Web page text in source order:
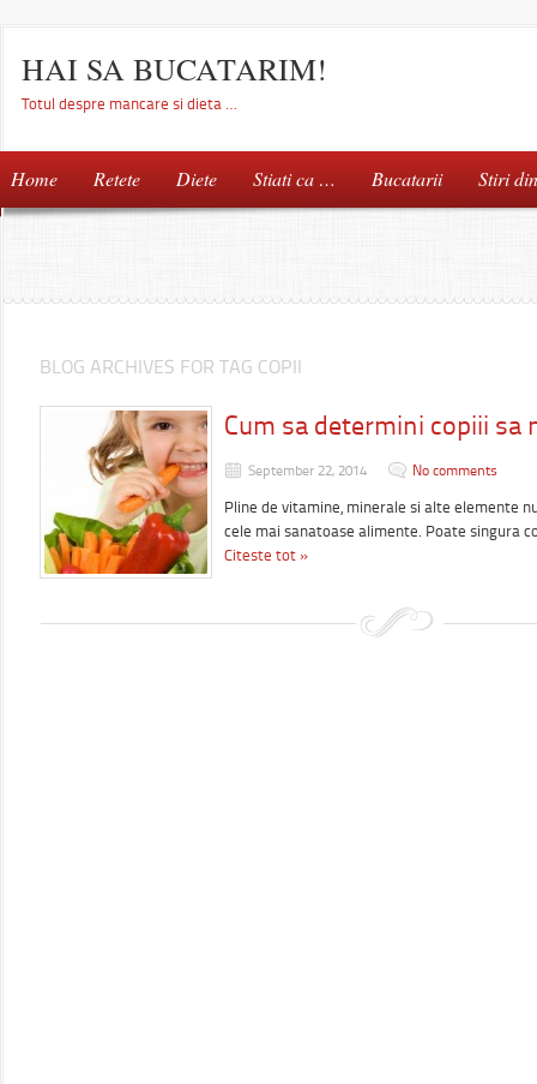
HAI SA BUCATARIM!
Totul despre mancare si dieta …
Home Retete Diete Stiati ca … Bucatarii Stiri
BLOG ARCHIVES FOR TAG COPII
Cum sa determini copiii sa
September 22, 2014 No comments
Pline de vitamine, minerale si alte elemente
cele mai sanatoase alimente. Poate singura
Citeste tot »